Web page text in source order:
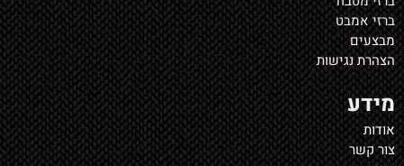
ברזי אמבט
מבצעים
הצהרת נגישות
מידע
אודות
צור קשר